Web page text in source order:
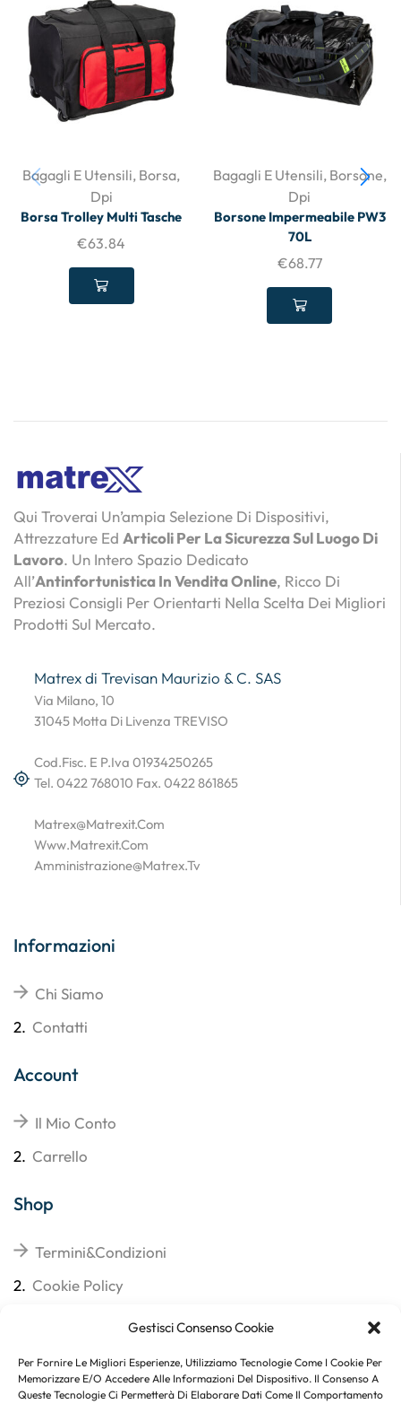
Gestisci Consenso Cookie
Per Fornire Le Migliori Esperienze, Utilizziamo Tecnologie Come I Cookie Per
Memorizzare E/o Accedere Alle Informazioni Del Dispositivo. Il Consenso A
Queste Tecnologie Ci Permetterà Di Elaborare Dati Come Il Comportamento
Bagagli E Utensili, Borsa,
Dpi
Borsa Trolley Multi Tasche
€63.84
Bagagli E Utensili, Borsone,
Dpi
Borsone Impermeabile PW3
70L
€68.77
Qui Troverai Un’ampia Selezione Di Dispositivi,
Attrezzature Ed Articoli Per La Sicurezza Sul Luogo Di
Lavoro. Un Intero Spazio Dedicato
All’Antinfortunistica In Vendita Online, Ricco Di
Preziosi Consigli Per Orientarti Nella Scelta Dei Migliori
Prodotti Sul Mercato.
Matrex di Trevisan Maurizio & C. SAS
Via Milano, 10
31045 Motta Di Livenza TREVISO
Cod.Fisc. E P.Iva 01934250265
Tel. 0422 768010 Fax. 0422 861865
Matrex@matrexit.com
Www.matrexit.com
Amministrazione@matrex.tv
Informazioni
Chi Siamo
2. Contatti
Account
Il Mio Conto
2. Carrello
Shop
Termini&Condizioni
2. Cookie Policy